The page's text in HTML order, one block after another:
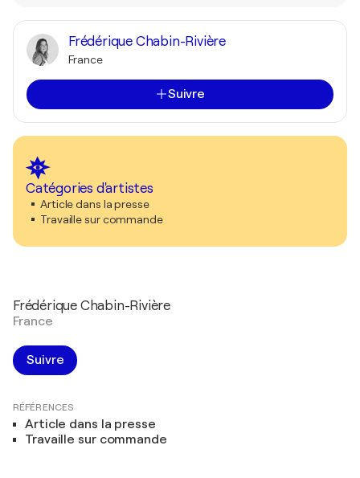
Frédérique Chabin-Rivière
France
Suivre
Catégories d'artistes
Article dans la presse
Travaille sur commande
Frédérique Chabin-Rivière
France
Suivre
RÉFÉRENCES
Article dans la presse
Travaille sur commande